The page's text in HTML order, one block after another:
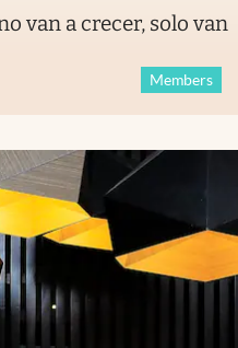
van a crecer, solo van
Members